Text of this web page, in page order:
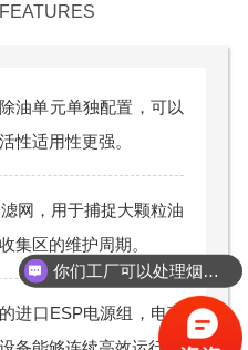
油单元单独配置，可以
性适用性更强。
网，用于捕捉大颗粒油
集区的维护周期。
进口ESP电源组，电离
你们工厂可以处理烟尘粉尘吗？